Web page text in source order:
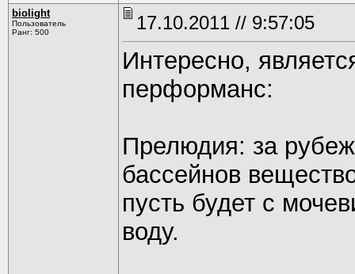
biolight
Пользователь
Ранг: 500
17.10.2011 // 9:57:05
Интересно,
перформанс:
Прелюдия: за
бассейнов
пусть будет с
воду.